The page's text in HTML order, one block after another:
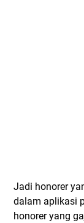
Jadi honorer
dalam aplikasi
honorer yang